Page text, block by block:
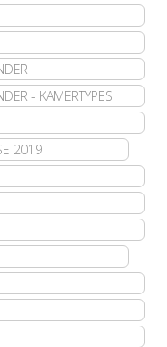
- KAMERTYPES
2019